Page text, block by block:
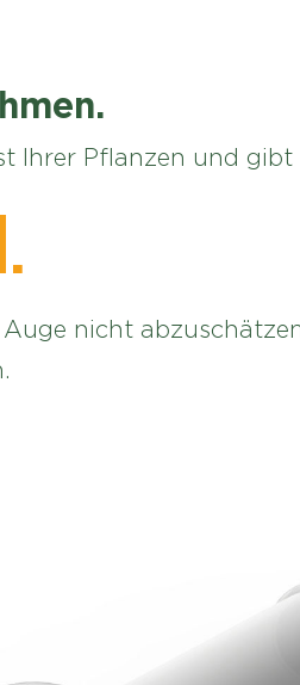
Ihrer Pflanzen und gibt
nicht